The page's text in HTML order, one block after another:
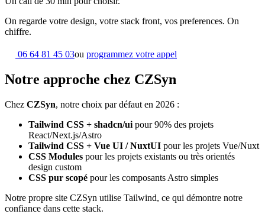
On regarde votre design, votre stack front, vos preferences. On
chiffre.
06 64 81 45 03ou programmez votre appel
Notre approche chez CZSyn
Chez CZSyn, notre choix par défaut en 2026 :
Tailwind CSS + shadcn/ui pour 90% des projets
React/Next.js/Astro
Tailwind CSS + Vue UI / NuxtUI pour les projets Vue/Nuxt
CSS Modules pour les projets existants ou très orientés
design custom
CSS pur scopé pour les composants Astro simples
Notre propre site CZSyn utilise Tailwind, ce qui démontre notre
confiance dans cette stack.